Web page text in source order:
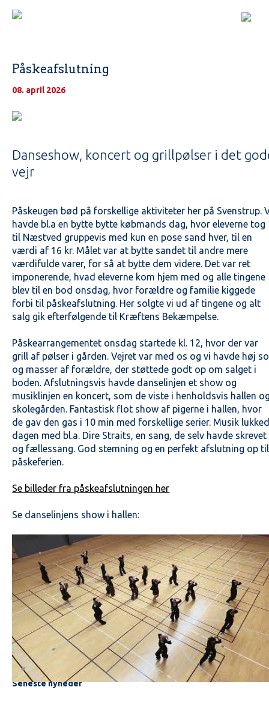
Påskeafslutning
08. april 2026
Danseshow, koncert og grillpølser i det
vejr
Påskeugen bød på forskellige aktiviteter her på Svenstrup.
havde bl.a en bytte bytte købmands dag, hvor eleverne tog
til Næstved gruppevis med kun en pose sand hver, til en
værdi af 16 kr. Målet var at bytte sandet til andre mere
værdifulde varer, for så at bytte dem videre. Det var ret
imponerende, hvad eleverne kom hjem med og alle tingene
blev til en bod onsdag, hvor forældre og familie kiggede
forbi til påskeafslutning. Her solgte vi ud af tingene og alt
salg gik efterfølgende til Kræftens Bekæmpelse.
Påskearrangementet onsdag startede kl. 12, hvor der var
grill af pølser i gården. Vejret var med os og vi havde høj
og masser af forældre, der støttede godt op om salget i
boden. Afslutningsvis havde danselinjen et show og
musiklinjen en koncert, som de viste i henholdsvis hallen
skolegården. Fantastisk flot show af pigerne i hallen, hvor
de gav den gas i 10 min med forskellige serier. Musik
dagen med bl.a. Dire Straits, en sang, de selv havde skrevet
og fællessang. God stemning og en perfekt afslutning op til
påskeferien.
Se billeder fra påskeafslutningen her
Se danselinjens show i hallen:
Seneste nyheder